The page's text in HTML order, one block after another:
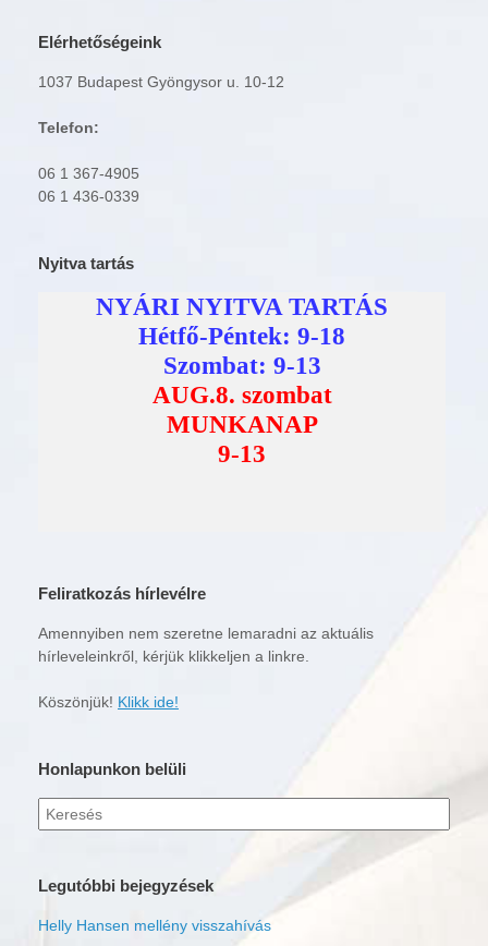
Elérhetőségeink
1037 Budapest Gyöngysor u. 10-12
Telefon:
06 1 367-4905
06 1 436-0339
Nyitva tartás
Feliratkozás hírlevélre
Amennyiben nem szeretne lemaradni az aktuális
hírleveleinkről, kérjük klikkeljen a linkre.
Köszönjük! Klikk ide!
Honlapunkon belüli
Keresés
erre:
Legutóbbi bejegyzések
Helly Hansen mellény visszahívás